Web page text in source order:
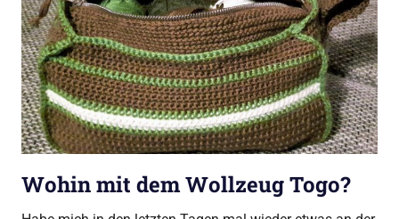
Wohin mit dem Wollzeug Togo?